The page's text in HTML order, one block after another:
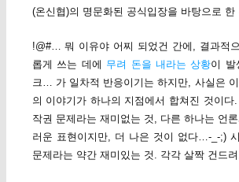
(온신협)의 명문화된 공식입장을 바탕으로 한
!@#… 뭐 이유야 어찌 되었건 간에, 결과적
롭게 쓰는 데에 무려 돈을 내라는 상황이 발
크… 가 일차적 반응이기는 하지만, 사실은
의 이야기가 하나의 지점에서 합쳐진 것이다
작권 문제라는 재미없는 것, 다른 하나는 언
러운 표현이지만, 더 나은 것이 없다…-_-;)
문제라는 약간 재미있는 것. 각각 살짝 건드려